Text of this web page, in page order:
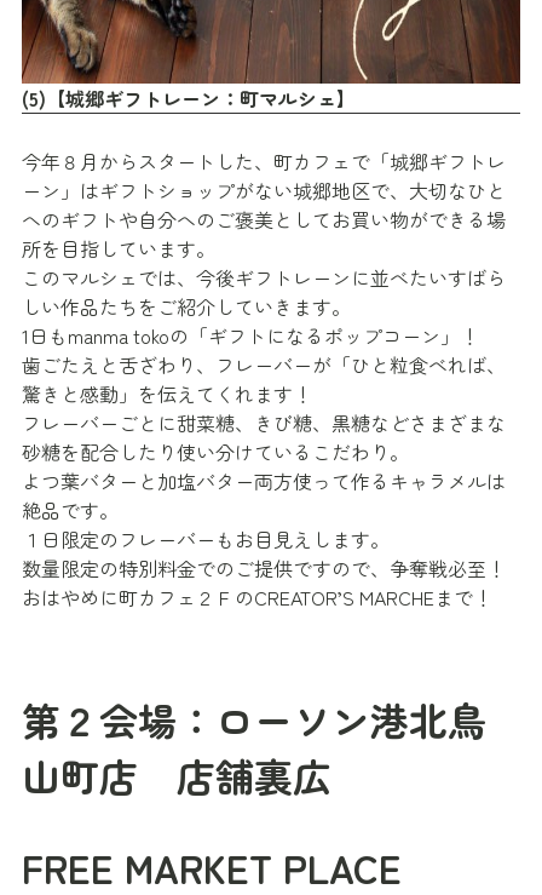
(5)【城郷ギフトレーン：町マルシェ】
今年８月からスタートした、町カフェで「城郷ギフトレ
ーン」はギフトショップがない城郷地区で、大切なひと
へのギフトや自分へのご褒美としてお買い物ができる場
所を目指しています。
このマルシェでは、今後ギフトレーンに並べたいすばら
しい作品たちをご紹介していきます。
1日もmanma tokoの「ギフトになるポップコーン」！
歯ごたえと舌ざわり、フレーバーが「ひと粒食べれば、
驚きと感動」を伝えてくれます！
フレーバーごとに甜菜糖、きび糖、黒糖などさまざまな
砂糖を配合したり使い分けているこだわり。
よつ葉バターと加塩バター両方使って作るキャラメルは
絶品です。
１日限定のフレーバーもお目見えします。
数量限定の特別料金でのご提供ですので、争奪戦必至！
おはやめに町カフェ２ＦのCREATOR’S MARCHEまで！
第２会場：ローソン港北鳥
山町店 店舗裏広
FREE MARKET PLACE